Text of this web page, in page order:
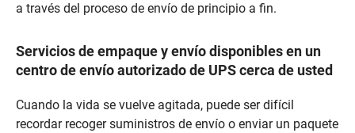
a través del proceso de envío de principio a fin.
Servicios de empaque y envío disponibles en un
centro de envío autorizado de UPS cerca de usted
Cuando la vida se vuelve agitada, puede ser difícil
recordar recoger suministros de envío o enviar un paquete